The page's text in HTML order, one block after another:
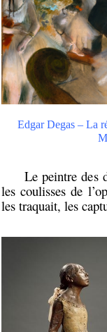
Edgar Degas – La
Le peintre des
les coulisses de
les traquait, les